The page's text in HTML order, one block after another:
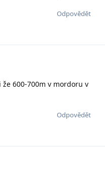
Odpovědět
600-700m v mordoru v
Odpovědět